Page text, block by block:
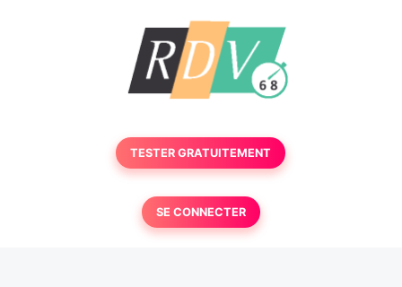
TESTER GRATUITEMENT
SE CONNECTER